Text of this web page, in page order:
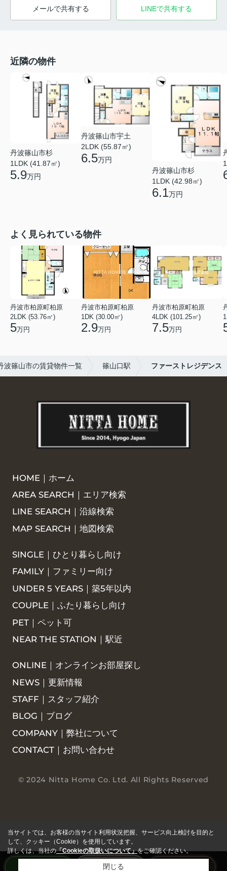
メールで共有する LINEで共有する
近隣の物件
丹波篠山市杉
1LDK (41.87㎡)
5.9万円
丹波篠山市宇土
2LDK (55.87㎡)
6.5万円
丹波篠山市杉
1LDK (42.98㎡)
6.1万円
よく見られている物件
丹波市柏原町柏原
2LDK (53.76㎡)
5万円
丹波市柏原町柏原
1DK (30.00㎡)
2.9万円
丹波市柏原町柏原
4LDK (101.25㎡)
7.5万円
波篠山市の賃貸物件一覧 篠山口駅 ファーストレジデンス
HOME｜ホーム
AREA SEARCH｜エリア検索
LINE SEARCH｜沿線検索
MAP SEARCH｜地図検索
SINGLE｜ひとり暮らし向け
FAMILY｜ファミリー向け
UNDER 5 YEARS｜築5年以内
COUPLE｜ふたり暮らし向け
PET｜ペット可
NEAR THE STATION｜駅近
ONLINE｜オンラインお部屋探し
NEWS｜更新情報
STAFF｜スタッフ紹介
BLOG｜ブログ
COMPANY｜弊社について
CONTACT｜お問い合わせ
© 2024 Nitta Home Co. Ltd. All Rights Reserved
当サイトでは、お客様の当サイト利用状況把握、サービス向上検討を目的と
して、クッキー（Cookie）を使用しています。
詳しくは、当社の「Cookieの取扱いについて」をご確認ください。
閉じる